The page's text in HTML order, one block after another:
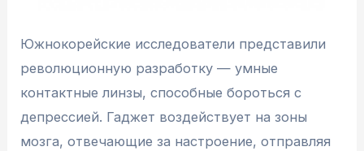
Южнокорейские исследователи представили
революционную разработку — умные
контактные линзы, способные бороться с
депрессией. Гаджет воздействует на зоны
мозга, отвечающие за настроение, отправляя